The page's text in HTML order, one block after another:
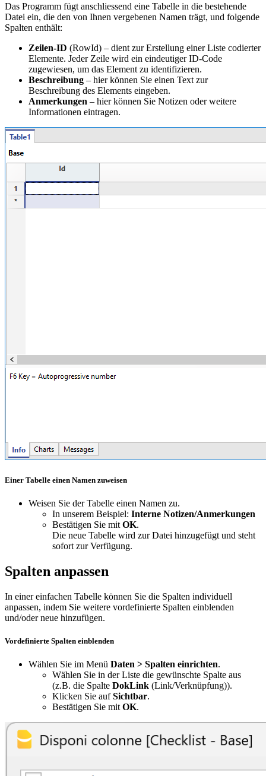
Das Programm fügt anschliessend eine Tabelle in die bestehende
Datei ein, die den von Ihnen vergebenen Namen trägt, und folgende
Spalten enthält:
Zeilen-ID (RowId) – dient zur Erstellung einer Liste codierter
Elemente. Jeder Zeile wird ein eindeutiger ID-Code
zugewiesen, um das Element zu identifizieren.
Beschreibung – hier können Sie einen Text zur
Beschreibung des Elements eingeben.
Anmerkungen – hier können Sie Notizen oder weitere
Informationen eintragen.
Einer Tabelle einen Namen zuweisen
Weisen Sie der Tabelle einen Namen zu.
In unserem Beispiel: Interne Notizen/Anmerkungen
Bestätigen Sie mit OK.
Die neue Tabelle wird zur Datei hinzugefügt und steht
sofort zur Verfügung.
Spalten anpassen
In einer einfachen Tabelle können Sie die Spalten individuell
anpassen, indem Sie weitere vordefinierte Spalten einblenden
und/oder neue hinzufügen.
Vordefinierte Spalten einblenden
Wählen Sie im Menü Daten > Spalten einrichten.
Wählen Sie in der Liste die gewünschte Spalte aus
(z.B. die Spalte DokLink (Link/Verknüpfung)).
Klicken Sie aufSichtbar.
Bestätigen Sie mitOK.